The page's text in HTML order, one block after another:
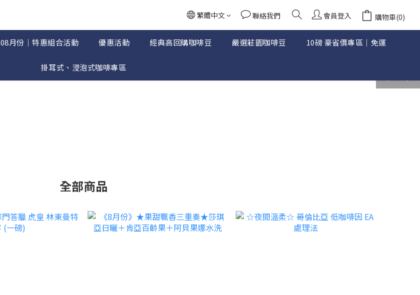
繁體中文 聯絡我們 會員登入 購物車(0)
08月份｜特惠組合活動 優惠活動 經典高回購咖啡豆 嚴選莊園咖啡豆 10磅 豪省價專區｜免運
掛耳式、浸泡式咖啡專區
全部商品